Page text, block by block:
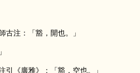
古注：「豁，開也。」
引《廣雅》：「豁，空也。」